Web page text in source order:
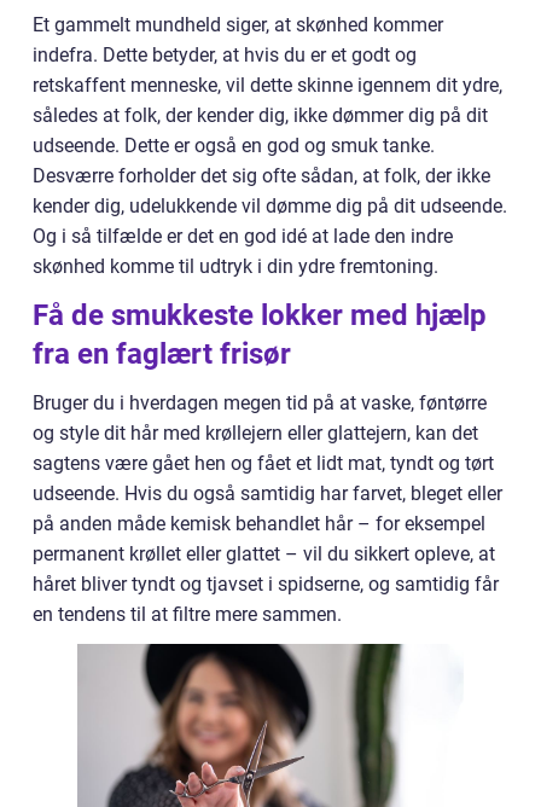
Et gammelt mundheld siger, at skønhed kommer
indefra. Dette betyder, at hvis du er et godt og
retskaffent menneske, vil dette skinne igennem dit ydre,
således at folk, der kender dig, ikke dømmer dig på dit
udseende. Dette er også en god og smuk tanke.
Desværre forholder det sig ofte sådan, at folk, der ikke
kender dig, udelukkende vil dømme dig på dit udseende.
Og i så tilfælde er det en god idé at lade den indre
skønhed komme til udtryk i din ydre fremtoning.
Få de smukkeste lokker med hjælp
fra en faglært frisør
Bruger du i hverdagen megen tid på at vaske, føntørre
og style dit hår med krøllejern eller glattejern, kan det
sagtens være gået hen og fået et lidt mat, tyndt og tørt
udseende. Hvis du også samtidig har farvet, bleget eller
på anden måde kemisk behandlet hår – for eksempel
permanent krøllet eller glattet – vil du sikkert opleve, at
håret bliver tyndt og tjavset i spidserne, og samtidig får
en tendens til at filtre mere sammen.